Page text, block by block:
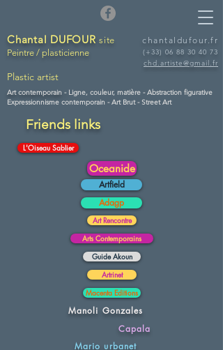
chantaldufour.fr
(+33) 06 88 30 40 73
chd.artiste@gmail.fr
Chantal DUFOURsite
Peintre / plasticienne
Plastic artist
Art contemporain - Ligne, couleur, matière - Abstraction figurative
Expressionnisme contemporain - Art Brut - Street Art
Friends links
L'Oiseau Sablier
Oceanide
Artfield
Adagp
Art Rencontre
Arts Contemporains
Guide Akoun
Artrinet
Macenta Editions
Manoli Gonzales
Capala
Mario urbanet